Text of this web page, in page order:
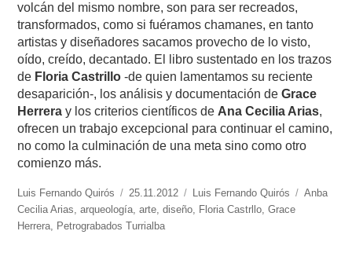
volcán del mismo nombre, son para ser recreados,
transformados, como si fuéramos chamanes, en tanto
artistas y diseñadores sacamos provecho de lo visto,
oído, creído, decantado. El libro sustentado en los trazos
de Floria Castrillo -de quien lamentamos su reciente
desaparición-, los análisis y documentación de Grace
Herrera y los criterios científicos deAna Cecilia Arias,
ofrecen un trabajo excepcional para continuar el camino,
no como la culminación de una meta sino como otro
comienzo más.
https://www.experimenta.es/author/luis-
fernando-
quiros/
Luis Fernando Quirós
Publicado
el
25.11.2012 Categorías
Luis Fernando Quirós Etiquetas
Anba
Cecilia Arias,arqueología,arte,diseño, Floria Castrllo,Grace
Herrera, Petrograbados Turrialba